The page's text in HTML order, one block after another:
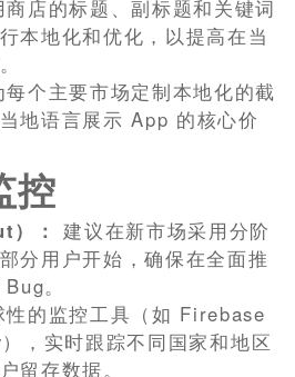
商店的标题、副标题和关键词
本地化和优化，以提高在当
每个主要市场定制本地化的截
地语言展示 App 的核心价
控
：
建议在新市场采用分阶
分用户开始，确保在全面推
。
性的监控工具（如 Firebase
，实时跟踪不同国家和地区
留存数据。